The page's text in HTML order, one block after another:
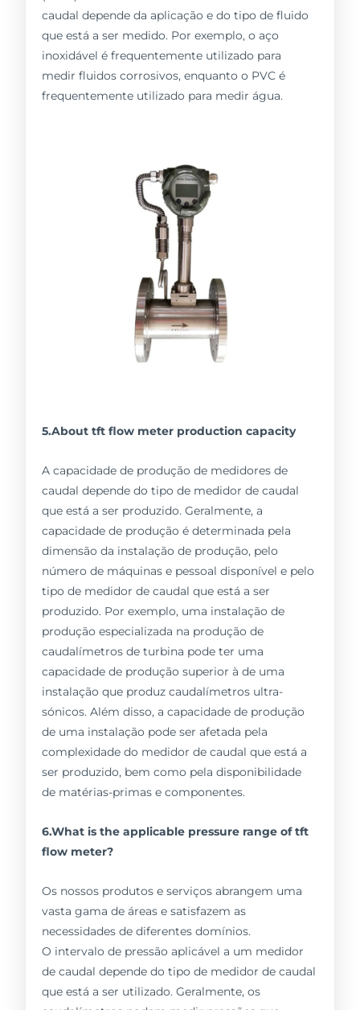
caudal depende da aplicação e do tipo de fluido
que está a ser medido. Por exemplo, o aço
inoxidável é frequentemente utilizado para
medir fluidos corrosivos, enquanto o PVC é
frequentemente utilizado para medir água.
5.About tft flow meter production capacity
A capacidade de produção de medidores de
caudal depende do tipo de medidor de caudal
que está a ser produzido. Geralmente, a
capacidade de produção é determinada pela
dimensão da instalação de produção, pelo
número de máquinas e pessoal disponível e pelo
tipo de medidor de caudal que está a ser
produzido. Por exemplo, uma instalação de
produção especializada na produção de
caudalímetros de turbina pode ter uma
capacidade de produção superior à de uma
instalação que produz caudalímetros ultra-
sónicos. Além disso, a capacidade de produção
de uma instalação pode ser afetada pela
complexidade do medidor de caudal que está a
ser produzido, bem como pela disponibilidade
de matérias-primas e componentes.
6.What is the applicable pressure range of tft
flow meter?
Os nossos produtos e serviços abrangem uma
vasta gama de áreas e satisfazem as
necessidades de diferentes domínios.
O intervalo de pressão aplicável a um medidor
de caudal depende do tipo de medidor de caudal
que está a ser utilizado. Geralmente, os